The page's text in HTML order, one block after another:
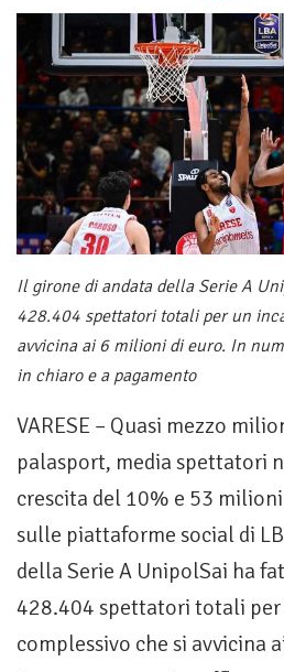
Il girone di andata della Serie A
428.404 spettatori totali per un
avvicina ai 6 milioni di euro. In
in chiaro e a pagamento
VARESE – Quasi mezzo
palasport, media spettatori
crescita del 10% e 53
sulle piattaforme social di
della Serie A UnipolSai ha
428.404 spettatori totali per
complessivo che si avvicina